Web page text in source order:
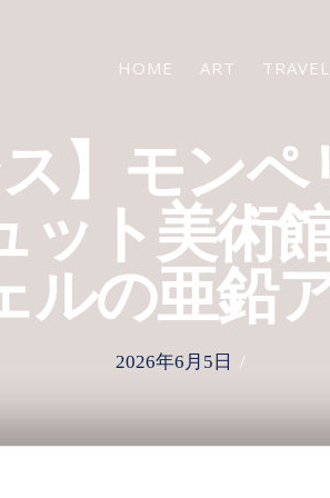
HOME ART TRAVEL
ス】モン
ット美術
ルの亜鉛
P
2026年6月5日